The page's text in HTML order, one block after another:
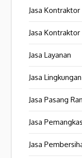
Jasa Kontraktor
Jasa
Jasa Layanan
Jasa Lingkungan
Jasa Pasang
Jasa
Jasa